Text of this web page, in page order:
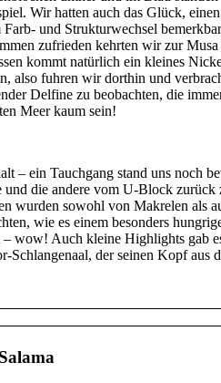
Wir hatten auch das Glück,
Farb- und Strukturwechsel
zufrieden kehrten wir zur
kommt natürlich ein kleines
also fuhren wir dorthin und
Delfine zu beobachten, die
Meer kaum sein!
– ein Tauchgang stand uns noch
und die andere vom U-Block
wurden sowohl von Makrelen als
wie es einem besonders
– wow! Auch kleine Highlights gab
Schlangenaal, der seinen Kopf aus